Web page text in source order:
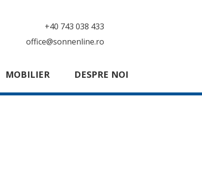
+40 743 038 433
office@sonnenline.ro
MOBILIER DESPRE NOI